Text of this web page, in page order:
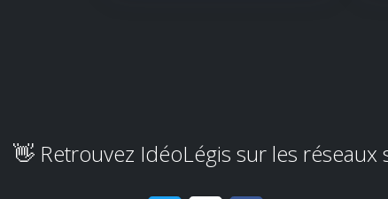
👋 Retrouvez IdéoLégis sur les